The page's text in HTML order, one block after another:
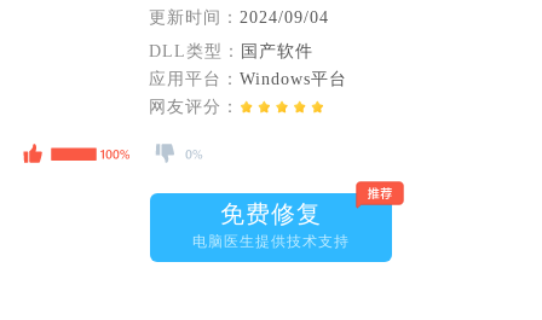
更新时间： 2024/09/04
DLL类型：
国产软件
应用平台： Windows平台
网友评分：
免费修复
电脑医生提供技术支持